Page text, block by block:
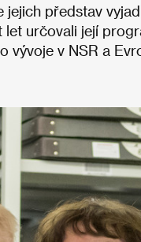
jejich představ
let určovali její
vývoje v NSR a